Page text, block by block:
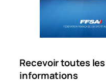
Recevoir toutes les
informations